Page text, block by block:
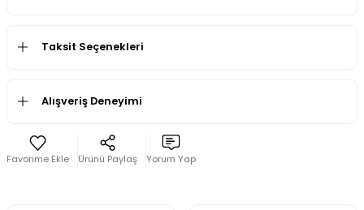
Taksit Seçenekleri
Alışveriş Deneyimi
Ürünü Paylaş Yorum Yap